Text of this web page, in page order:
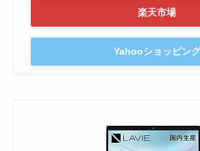
楽天市場
Yahooショッピング